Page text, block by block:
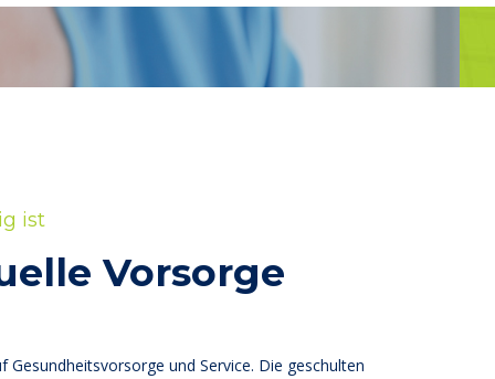
ist
Vorsorge
Gesundheitsvorsorge und Service. Die geschulten